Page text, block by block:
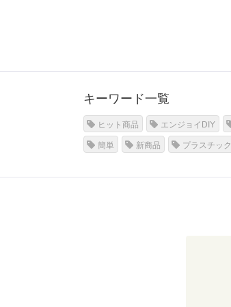
キーワード一覧
ヒット商品 エンジョイDIY
簡単 新商品 プラスチック